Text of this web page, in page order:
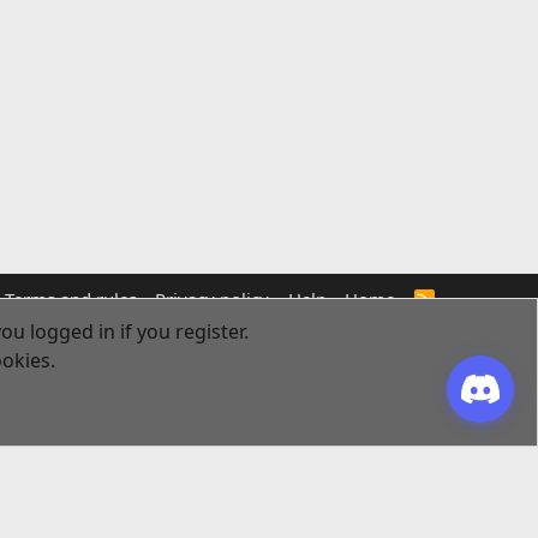
Terms and rules Privacy policy Help Home
R
logged in if you register.